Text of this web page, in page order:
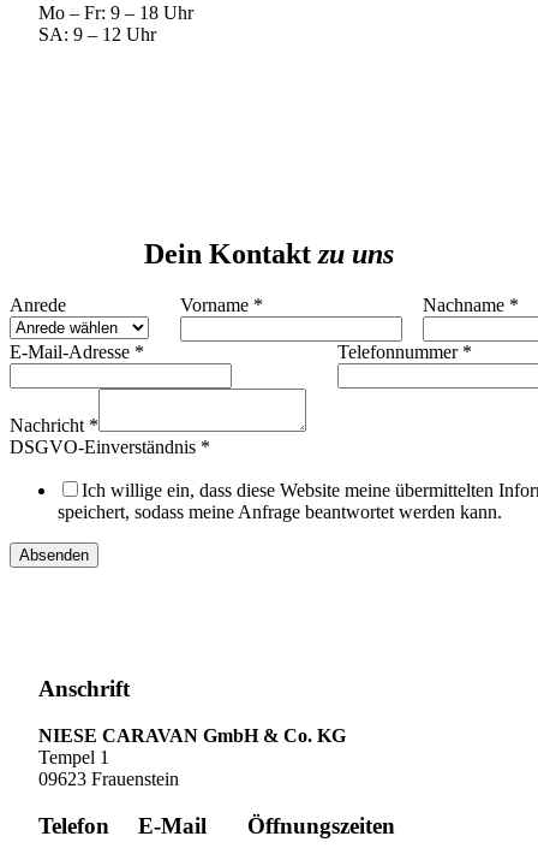
Mo – Fr: 9 – 18 Uhr
SA: 9 – 12 Uhr
Dein Kontakt zu uns
Layout
E-
Mail-
Adresse
Vorname
Anrede Vorname * Nachname *
E-Mail-Adresse * Telefonnummer *
Nachricht *
DSGVO-Einverständnis *
Ich willige ein, dass diese Website meine übermittelten
speichert, sodass meine Anfrage beantwortet werden kann.
Absenden
Anschrift
NIESE CARAVAN GmbH & Co. KG
Tempel 1
09623 Frauenstein
Telefon E-Mail Öffnungszeiten